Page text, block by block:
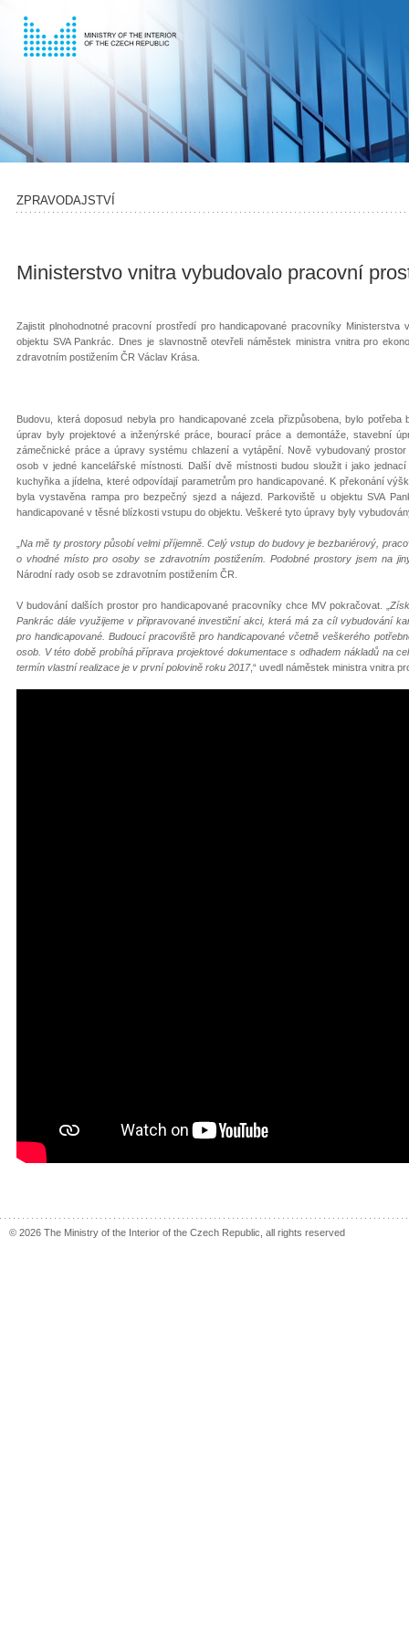
ZPRAVODAJSTVÍ
Ministerstvo vnitra vybudovalo pracovní
Zajistit plnohodnotné pracovní prostředí pro handicapované pracovníky
objektu SVA Pankrác. Dnes je slavnostně otevřeli náměstek ministra vnitra pro
zdravotním postižením ČR Václav Krása.
Budovu, která doposud nebyla pro handicapované zcela přizpůsobena, bylo
úprav byly projektové a inženýrské práce, bourací práce a demontáže, stavební
zámečnické práce a úpravy systému chlazení a vytápění. Nově vybudovaný
osob v jedné kancelářské místnosti. Další dvě místnosti budou sloužit i jako
kuchyňka a jídelna, které odpovídají parametrům pro handicapované. K překonání
byla vystavěna rampa pro bezpečný sjezd a nájezd. Parkoviště u objektu SVA
handicapované v těsné blízkosti vstupu do objektu. Veškeré tyto úpravy byly
Na mě ty prostory působí velmi příjemně. Celý vstup do budovy je bezbariérový,
o vhodné místo pro osoby se zdravotním postižením. Podobné prostory jsem na
Národní rady osob se zdravotním postižením ČR.
V budování dalších prostor pro handicapované pracovníky chce MV pokračovat. „
Pankrác dále využijeme v připravované investiční akci, která má za cíl vybudování
pro handicapované. Budoucí pracoviště pro handicapované včetně veškerého
osob. V této době probíhá příprava projektové dokumentace s odhadem nákladů na
termín vlastní realizace je v první polovině roku 2017,“ uvedl náměstek ministra vnitra
© 2026 The Ministry of the Interior of the Czech Republic, all rights reserved